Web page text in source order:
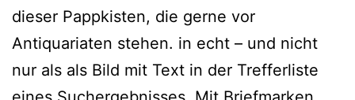
dieser Pappkisten, die gerne vor
Antiquariaten stehen. in echt – und nicht
nur als als Bild mit Text in der Trefferliste